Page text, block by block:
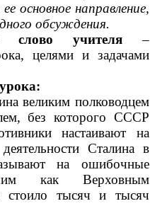
основное направление,
обсуждения.
слово учителя –
целями и задачами
великим полководцем
без которого СССР
настаивают на
Сталина в
на ошибочные
как Верховным
стоило тысяч и тысяч